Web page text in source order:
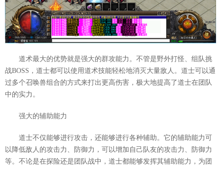
道术最大的优势就是强大的群攻能力。不管是野外打怪、组队挑
战BOSS，道士都可以使用道术技能轻松地消灭大量敌人。道士可以通
过多个召唤兽组合的方式来打出更高伤害，极大地提高了道士在团队
中的实力。
强大的辅助能力
道士不仅能够进行攻击，还能够进行各种辅助。它的辅助能力可
以降低敌人的攻击力、防御力，可以增加自己队友的攻击力、防御力
等。不论是在探险还是团队战中，道士都能够发挥其辅助能力，为团